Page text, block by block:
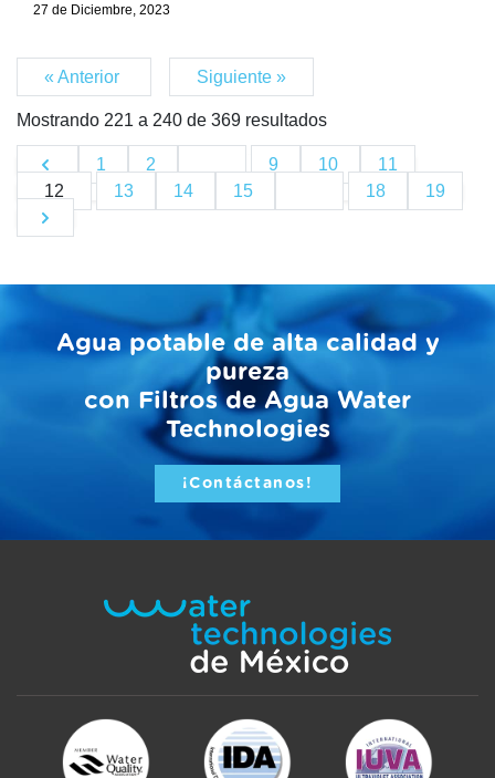
27 de Diciembre, 2023
« Anterior Siguiente »
Mostrando 221 a 240 de 369 resultados
1 2 9 10
11
12
13 14 15 18 19
Agua potable de alta calidad y
pureza
con Filtros de Agua Water
Technologies
¡Contáctanos!